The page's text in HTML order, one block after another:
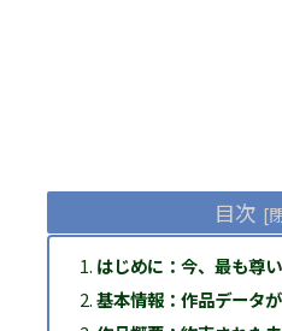
目次
はじめに：今、最も尊
基本情報：作品データ